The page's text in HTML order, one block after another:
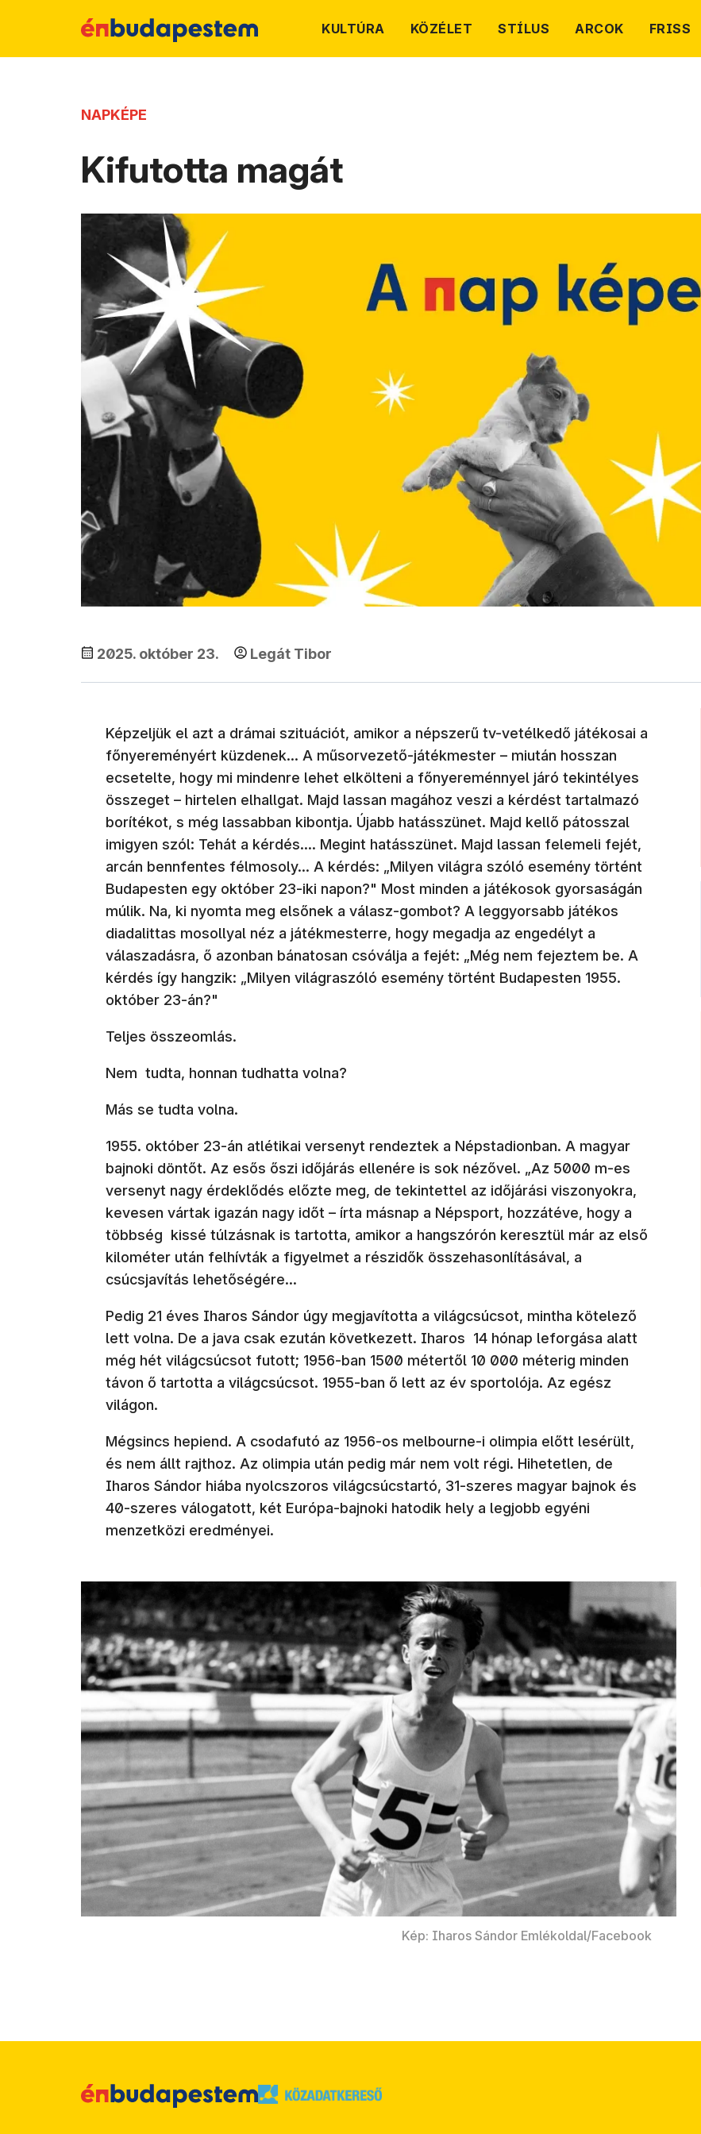
KULTÚRA KÖZÉLET STÍLUS ARCOK FRISS
NAPKÉPE
Kifutotta magát
2025. október 23. Legát Tibor
Képzeljük el azt a drámai szituációt, amikor a népszerű tv-vetélkedő játékosai a
főnyereményért küzdenek... A műsorvezető-játékmester – miután hosszan
ecsetelte, hogy mi mindenre lehet elkölteni a főnyereménnyel járó tekintélyes
összeget – hirtelen elhallgat. Majd lassan magához veszi a kérdést tartalmazó
borítékot, s még lassabban kibontja. Újabb hatásszünet. Majd kellő pátosszal
imigyen szól: Tehát a kérdés.... Megint hatásszünet. Majd lassan felemeli fejét,
arcán bennfentes félmosoly... A kérdés: „Milyen világra szóló esemény történt
Budapesten egy október 23-iki napon?" Most minden a játékosok gyorsaságán
múlik. Na, ki nyomta meg elsőnek a válasz-gombot? A leggyorsabb játékos
diadalittas mosollyal néz a játékmesterre, hogy megadja az engedélyt a
válaszadásra, ő azonban bánatosan csóválja a fejét: „Még nem fejeztem be. A
kérdés így hangzik: „Milyen világraszóló esemény történt Budapesten 1955.
október 23-án?"
Teljes összeomlás.
Nem tudta, honnan tudhatta volna?
Más se tudta volna.
1955. október 23-án atlétikai versenyt rendeztek a Népstadionban. A magyar
bajnoki döntőt. Az esős őszi időjárás ellenére is sok nézővel. „Az 5000 m-es
versenyt nagy érdeklődés előzte meg, de tekintettel az időjárási viszonyokra,
kevesen vártak igazán nagy időt – írta másnap a Népsport, hozzátéve, hogy a
többség kissé túlzásnak is tartotta, amikor a hangszórón keresztül már az első
kilométer után felhívták a figyelmet a részidők összehasonlításával, a
csúcsjavítás lehetőségére...
Pedig 21 éves Iharos Sándor úgy megjavította a világcsúcsot, mintha kötelező
lett volna. De a java csak ezután következett. Iharos 14 hónap leforgása alatt
még hét világcsúcsot futott; 1956-ban 1500 métertől 10 000 méterig minden
távon ő tartotta a világcsúcsot. 1955-ban ő lett az év sportolója. Az egész
világon.
Mégsincs hepiend. A csodafutó az 1956-os melbourne-i olimpia előtt lesérült,
és nem állt rajthoz. Az olimpia után pedig már nem volt régi. Hihetetlen, de
Iharos Sándor hiába nyolcszoros világcsúcstartó, 31-szeres magyar bajnok és
40-szeres válogatott, két Európa-bajnoki hatodik hely a legjobb egyéni
menzetközi eredményei.
Kép: Iharos Sándor Emlékoldal/Facebook